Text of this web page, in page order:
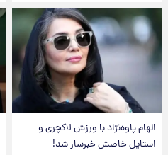
الهام پاوه‌نژاد با ورزش لاکچری و
استایل خاصش خبرساز شد!